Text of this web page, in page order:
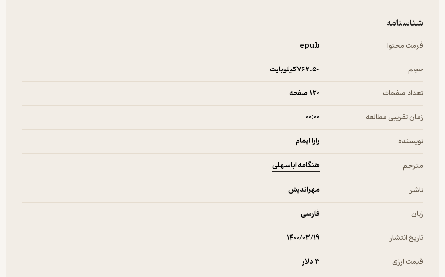
شناسنامه
فرمت محتوا epub
حجم 762.۵۰ کیلوبایت
تعداد صفحات 120 صفحه
زمان تقریبی مطالعه ۰۰:۰۰
نویسنده رازا ایمام
مترجم هنگامه اباسهلی
ناشر مهراندیش
زبان فارسی
تاریخ انتشار ۱۴۰۰/۰۳/۱۹
قیمت ارزی 3 دلار